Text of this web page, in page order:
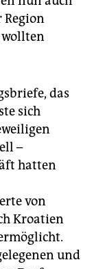
das
sich
–
hatten
von
Kroatien
und